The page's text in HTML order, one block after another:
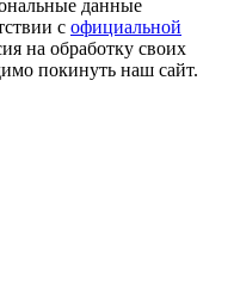
данные
с официальной
на обработку своих
покинуть наш сайт.